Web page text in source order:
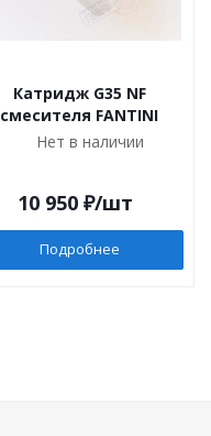
Катридж G35 NF
смесителя FANTINI
Нет в наличии
10 950 ₽/шт
Подробнее